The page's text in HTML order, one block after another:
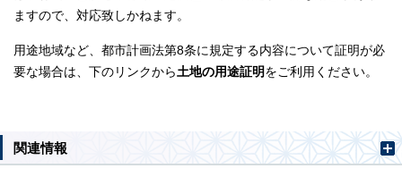
ますので、対応致しかねます。
用途地域など、都市計画法第8条に規定する内容について証明が必
要な場合は、下のリンクから 土地の用途証明 をご利用ください。
関連情報